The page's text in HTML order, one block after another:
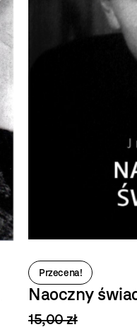
Przecena!
Naoczny
15,00 zł